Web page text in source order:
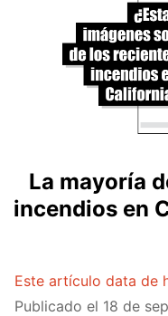
La mayoría
incendios en
Este artículo data de
Publicado el 18 de